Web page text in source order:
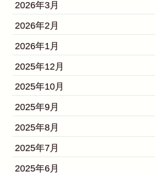
2026年3月
2026年2月
2026年1月
2025年12月
2025年10月
2025年9月
2025年8月
2025年7月
2025年6月